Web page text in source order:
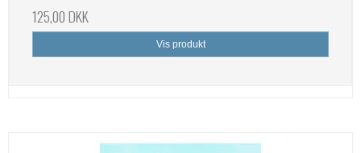
125,00 DKK
Vis produkt